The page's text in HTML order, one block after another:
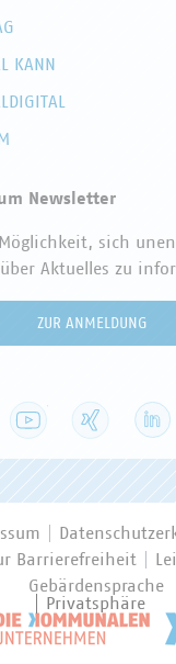
KANN
Newsletter
sich
Aktuelles zu
ZUR ANMELDUNG
YouTube
Barrierefreiheit
Gebärdensprache
Privatsphäre